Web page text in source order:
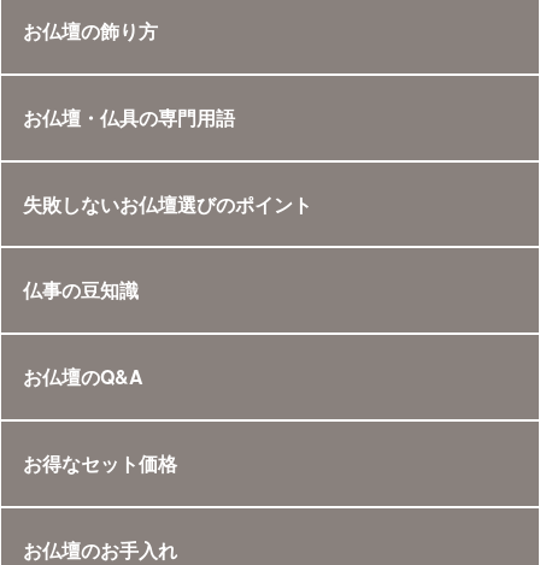
お仏壇の飾り方
お仏壇・仏具の専門用語
失敗しないお仏壇選びのポイント
仏事の豆知識
お仏壇のQ&A
お得なセット価格
お仏壇のお手入れ